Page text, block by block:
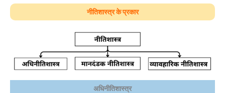
नीतिशास्त्र के प्रकार
अधिनीतिशास्त्र